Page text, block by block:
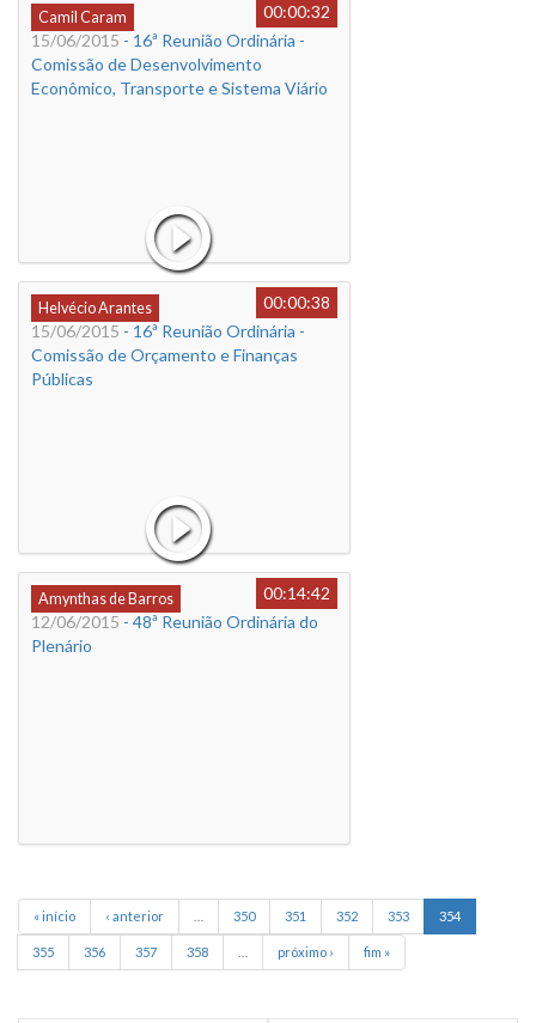
Camil Caram
00:00:32
15/06/2015 - 16ª Reunião Ordinária -
Comissão de Desenvolvimento
Econômico, Transporte e Sistema Viário
Helvécio Arantes
00:00:38
15/06/2015 - 16ª Reunião Ordinária -
Comissão de Orçamento e Finanças
Públicas
Amynthas de Barros
00:14:42
12/06/2015 - 48ª Reunião Ordinária do
Plenário
« início ‹ anterior 350 351 352 353 354
355 356 357 358 próximo › fim »